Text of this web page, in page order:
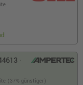
·
(37% günstiger)